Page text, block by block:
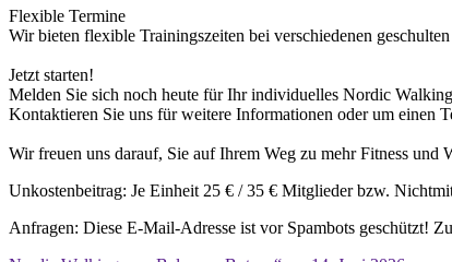
Flexible Termine
Wir bieten flexible Trainingszeiten bei verschiedenen
Jetzt starten!
Melden Sie sich noch heute für Ihr individuelles Nordic Walking
Kontaktieren Sie uns für weitere Informationen oder um einen T
Wir freuen uns darauf, Sie auf Ihrem Weg zu mehr Fitness und
Unkostenbeitrag: Je Einheit 25 € / 35 € Mitglieder bzw.
Anfragen: Diese E-Mail-Adresse ist vor Spambots geschützt!